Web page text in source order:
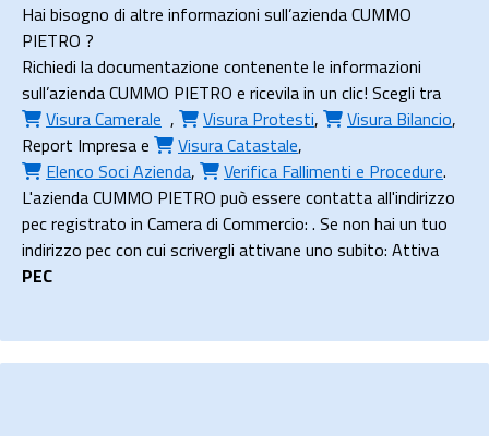
Hai bisogno di altre informazioni sull’azienda CUMMO
PIETRO ?
Richiedi la documentazione contenente le informazioni
sull’azienda CUMMO PIETRO e ricevila in un clic! Scegli tra
Visura Camerale , Visura Protesti, Visura Bilancio,
Report Impresae Visura Catastale,
Elenco Soci Azienda, Verifica Fallimenti e Procedure.
L'azienda CUMMO PIETRO può essere contatta all'indirizzo
pec registrato in Camera di Commercio: . Se non hai un tuo
indirizzo pec con cui scrivergli attivane uno subito: Attiva
PEC